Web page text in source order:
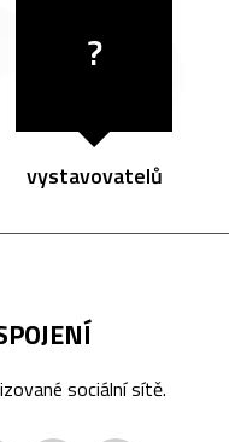
?
vystavovatelů
sociální sítě.